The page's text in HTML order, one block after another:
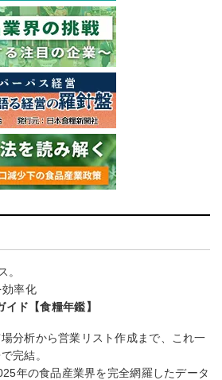
。
率化
ド【食糧年鑑】
分析から営業リスト作成まで、これ一
完結。
年の食品産業界を完全網羅したデータ